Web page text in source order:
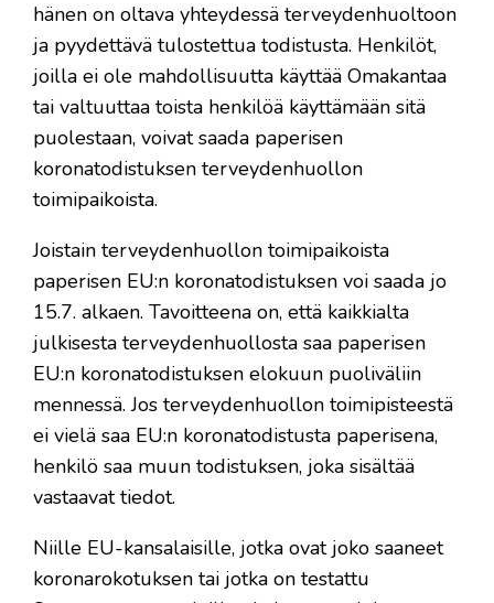
hänen on oltava yhteydessä terveydenhuoltoon
ja pyydettävä tulostettua todistusta. Henkilöt,
joilla ei ole mahdollisuutta käyttää Omakantaa
tai valtuuttaa toista henkilöä käyttämään sitä
puolestaan, voivat saada paperisen
koronatodistuksen terveydenhuollon
toimipaikoista.
Joistain terveydenhuollon toimipaikoista
paperisen EU:n koronatodistuksen voi saada jo
15.7. alkaen. Tavoitteena on, että kaikkialta
julkisesta terveydenhuollosta saa paperisen
EU:n koronatodistuksen elokuun puoliväliin
mennessä. Jos terveydenhuollon toimipisteestä
ei vielä saa EU:n koronatodistusta paperisena,
henkilö saa muun todistuksen, joka sisältää
vastaavat tiedot.
Niille EU-kansalaisille, jotka ovat joko saaneet
koronarokotuksen tai jotka on testattu